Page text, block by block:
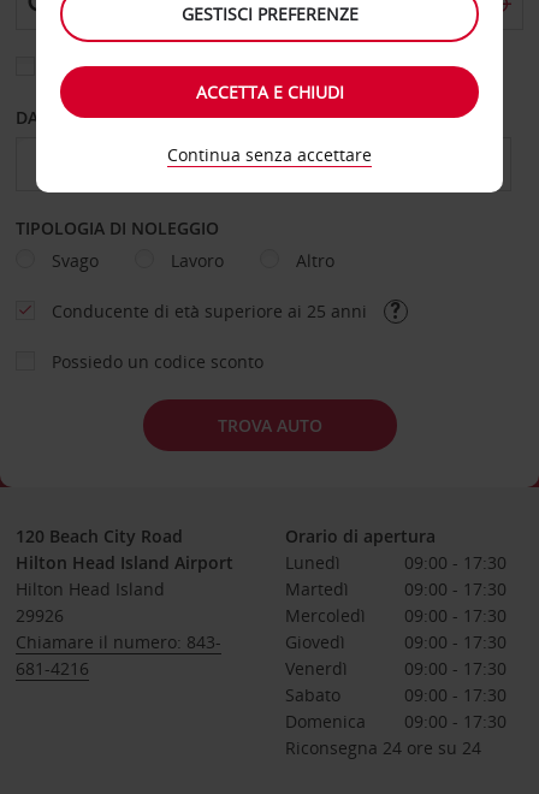
Scegli una località di riconsegna diversa
DAL GIORNO AL GIORNO
TIPOLOGIA DI NOLEGGIO
Svago
Lavoro Altro
Conducente di età superiore ai 25 anni
Possiedo un codice sconto
TROVA AUTO
120 Beach City Road
Hilton Head Island Airport
Hilton Head Island
29926
Chiamare il numero: 843-
681-4216
Orario di apertura
Lunedì
09:00 - 17:30
Martedì
09:00 - 17:30
Mercoledì
09:00 - 17:30
Giovedì
09:00 - 17:30
Venerdì
09:00 - 17:30
Sabato
09:00 - 17:30
Domenica
09:00 - 17:30
Riconsegna 24 ore su 24
GESTISCI PREFERENZE
ACCETTA E CHIUDI
Continua senza accettare